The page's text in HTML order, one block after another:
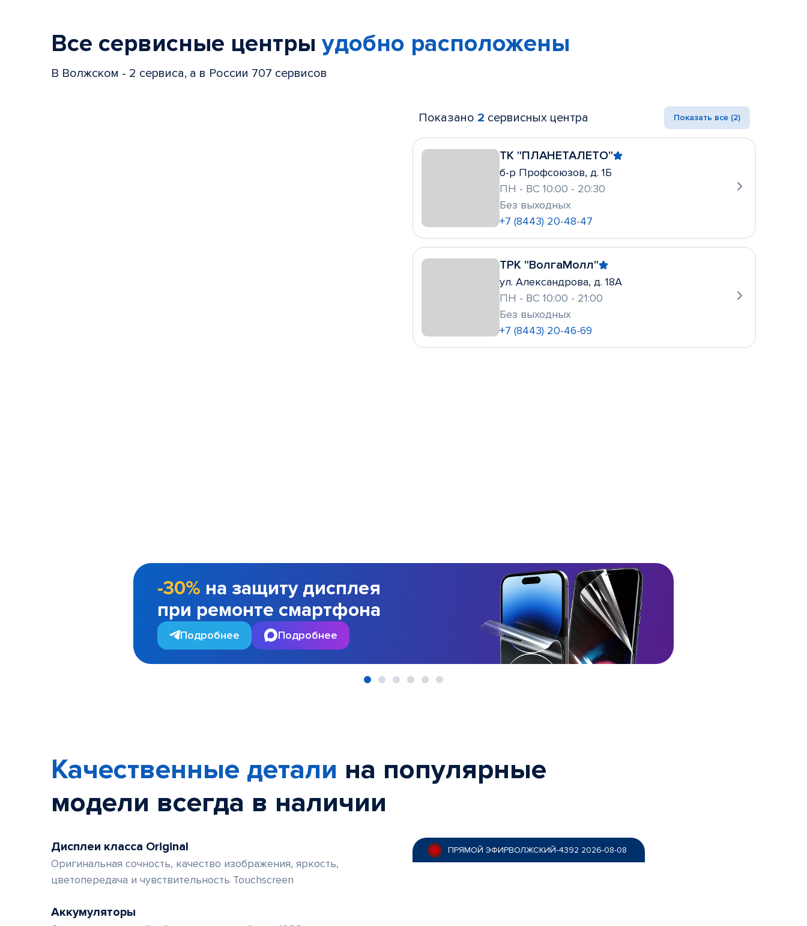
Все сервисные центры удобно расположены
В Волжском - 2 сервиса, а в России 707 сервисов
Показано 2 сервисных центра Показать все (2)
ТК "ПЛАНЕТАЛЕТО"
б-р Профсоюзов, д. 1Б
ПН - ВС 10:00 - 20:30
Без выходных
+7 (8443) 20-48-47
ТРК "ВолгаМолл"
ул. Александрова, д. 18А
ПН - ВС 10:00 - 21:00
Без выходных
+7 (8443) 20-46-69
-30% на защиту дисплея
при ремонте смартфона
Подробнее Подробнее
Качественные детали на популярные
модели всегда в наличии
Дисплеи класса Original
Оригинальная сочность, качество изображения, яркость,
цветопередача и чувствительность Touchscreen
Аккумуляторы
ПРЯМОЙ ЭФИРВОЛЖСКИЙ-4392 2026-08-08